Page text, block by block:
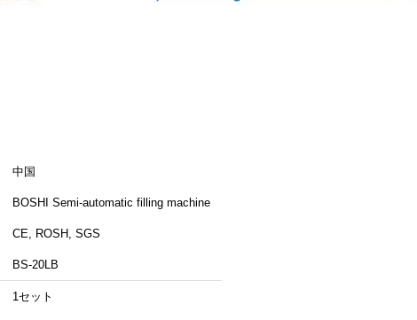
中国
BOSHI Semi-automatic filling machine
CE, ROSH, SGS
BS-20LB
1セット